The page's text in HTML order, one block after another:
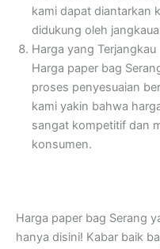
kami dapat diantarkan
didukung oleh
Harga yang Terjangkau
Harga paper bag
proses penyesuaian
kami yakin bahwa
sangat kompetitif dan
konsumen.
Harga paper bag Serang
hanya disini! Kabar baik